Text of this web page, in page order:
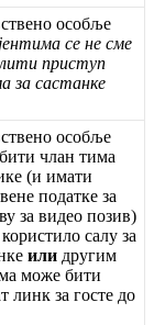
ствено особље
јентима се не сме
лити приступ
а за састанке
ствено особље
бити члан тима
ке (и имати
вене податке за
ву за видео позив)
користило салу за
ке или другим
а може бити
т линк за госте до